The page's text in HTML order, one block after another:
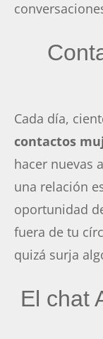
Cada día,
contactos
hacer nuevas
una relación
oportunidad
fuera de tu
quizá surja
El chat